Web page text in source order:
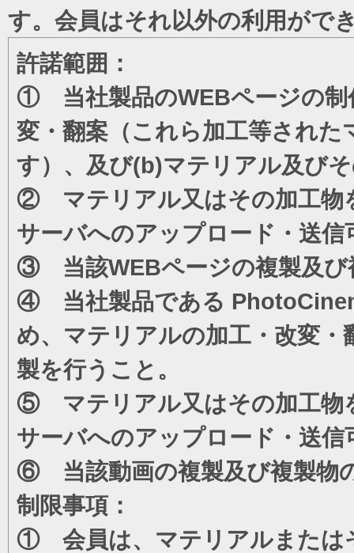
す。会員はそれ以外の利用がで
許諾範囲：
① 当社製品のWEBページの制
変・翻案（これら加工等され
す）、及び(b)マテリアル及び
② マテリアル又はその加工物
サーバへのアップロード・送信
③ 当該WEBページの複製及び
④ 当社製品である
め、マテリアルの加工・改変
製を行うこと。
⑤ マテリアル又はその加工物
サーバへのアップロード・送信
⑥ 当該動画の複製及び複製物
制限事項：
① 会員は、マテリアルまたは